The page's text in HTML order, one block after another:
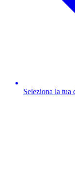
Seleziona la tua